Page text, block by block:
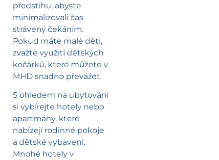
předstihu, abyste
minimalizovali čas
strávený čekáním.
Pokud máte malé děti,
zvažte využití dětských
kočárků, které můžete v
MHD snadno převážet.
S ohledem na ubytování
si vybírejte hotely nebo
apartmány, které
nabízejí rodinné pokoje
a dětské vybavení.
Mnohé hotely v